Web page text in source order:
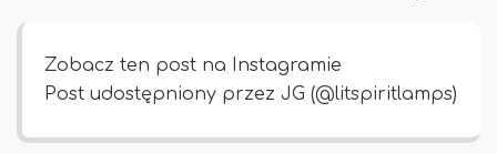
Zobacz ten post na Instagramie
Post udostępniony przez JG (@litspiritlamps)